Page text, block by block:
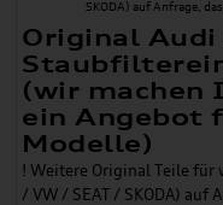
Original
(wir machen
ein Angebot
Modelle)
! Weitere Original Teile für
/ VW / SEAT / SKODA) auf